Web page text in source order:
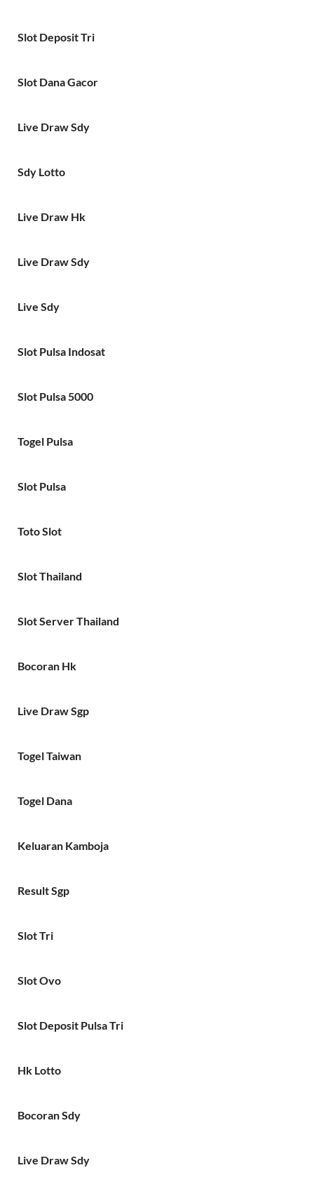
Slot Deposit Tri
Slot Dana Gacor
Live Draw Sdy
Sdy Lotto
Live Draw Hk
Live Draw Sdy
Live Sdy
Slot Pulsa Indosat
Slot Pulsa 5000
Togel Pulsa
Slot Pulsa
Toto Slot
Slot Thailand
Slot Server Thailand
Bocoran Hk
Live Draw Sgp
Togel Taiwan
Togel Dana
Keluaran Kamboja
Result Sgp
Slot Tri
Slot Ovo
Slot Deposit Pulsa Tri
Hk Lotto
Bocoran Sdy
Live Draw Sdy